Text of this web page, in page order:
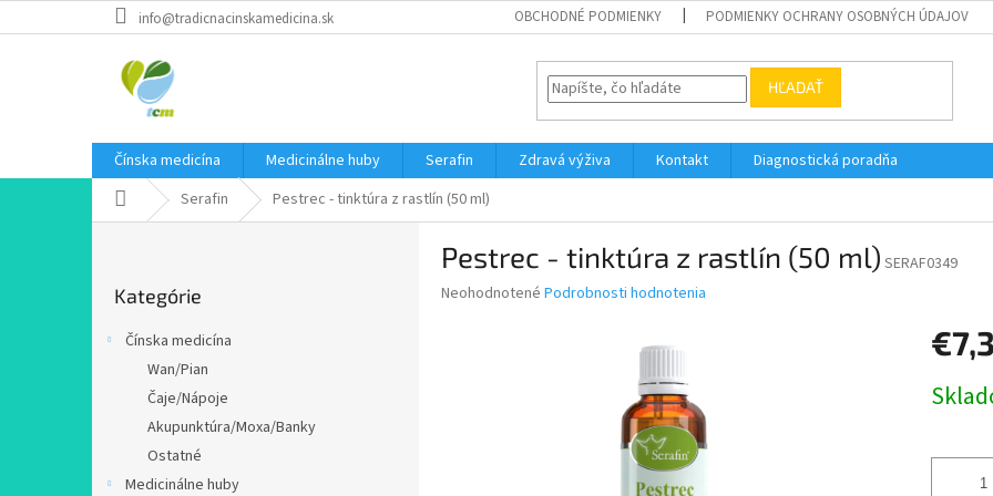
na
info@tradicnacinskamedicina.sk OBCHODNÉ PODMIENKY PODMIENKY OCHRANY OSOBNÝCH ÚDAJOV
HĽADAŤ
Čínska medicína Medicinálne huby Serafin Zdravá výživa Kontakt
Diagnostická poradňa
DomovSerafin Pestrec - tinktúra z rastlín (50 ml)
kategórie
Kategórie
Čínska medicína
Wan/Pian
Čaje/Nápoje
Akupunktúra/Moxa/Banky
Ostatné
Medicinálne huby
Pestrec - tinktúra z rastlín (50 ml) SERAF0349
Priemerné
Neohodnotené Podrobnosti hodnotenia
cena: